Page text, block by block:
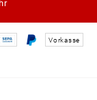
Vorkasse